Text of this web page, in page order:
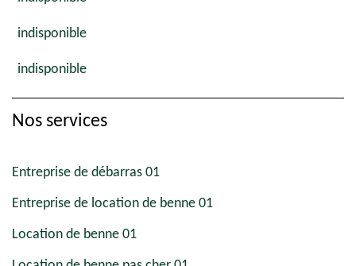
indisponible
indisponible
Nos services
Entreprise de débarras 01
Entreprise de location de benne 01
Location de benne 01